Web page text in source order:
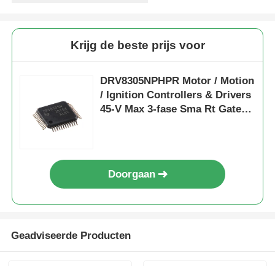
Krijg de beste prijs voor
DRV8305NPHPR Motor / Motion
/ Ignition Controllers & Drivers
45-V Max 3-fase Sma Rt Gate
Doorgaan
Geadviseerde Producten